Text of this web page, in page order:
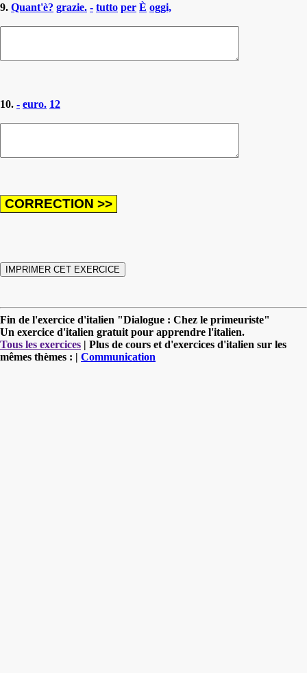
9. Quant'è? grazie. - tutto per È oggi,
10. - euro. 12
Fin de l'exercice d'italien "Dialogue : Chez le primeuriste"
Un exercice d'italien gratuit pour apprendre l'italien.
Tous les exercices | Plus de cours et d'exercices d'italien sur les
mêmes thèmes : | Communication